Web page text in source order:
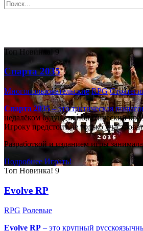
Топ Новинка! 9
Спарта 2035
Многопользовательские RPG
Спарта 2035– это тактическая
недалёком будущем: политический
Игроку предстоит не только
Разработкой и изданием игры
Подробнее Играть!
Топ Новинка! 9
Evolve RP
RPG Ролевые
Evolve RP – это крупный